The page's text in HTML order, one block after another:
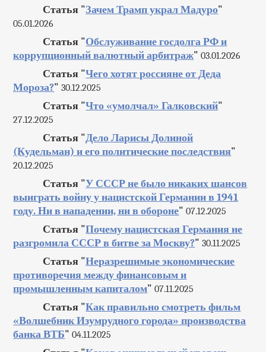
Статья "Зачем Трамп украл Мадуро"
05.01.2026
Статья "Обслуживание госдолга РФ и
коррупционный валютный арбитраж" 03.01.2026
Статья "Чего хотят россияне от Деда
Мороза?" 30.12.2025
Статья "Что «умолчал» Галковский"
27.12.2025
Статья "Дело Ларисы Долиной
(Кудельман) и его политические последствия"
20.12.2025
Статья "У СССР не было никаких шансов
выиграть войну у нацистской Германии в 1941
году. Ни в нападении, ни в обороне" 07.12.2025
Статья "Почему нацистская Германия не
разгромила СССР в битве за Москву?" 30.11.2025
Статья "Неразрешимые экономические
противоречия между финансовым и
промышленным капиталом" 07.11.2025
Статья "Как правильно смотреть фильм
«Волшебник Изумрудного города» производства
банка ВТБ" 04.11.2025